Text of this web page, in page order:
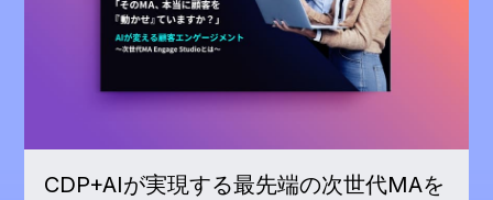
CDP+AIが実現する最先端の次世代MAを